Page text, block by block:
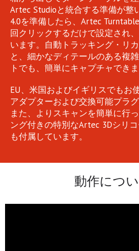
Artec Studioと統合する準備が整
4.0を準備したら、Artec
回クリックするだけで設定され
います。自動トラッキング・リ
と、細かなディテールのある複
トでも、簡単にキャプチャできま
EU、米国およびイギリスでもお
アダプターおよび交換可能プラ
また、よりスキャンを簡単に行
ング付きの特別なArtec 3Dシリ
も付属しています。
動作につ